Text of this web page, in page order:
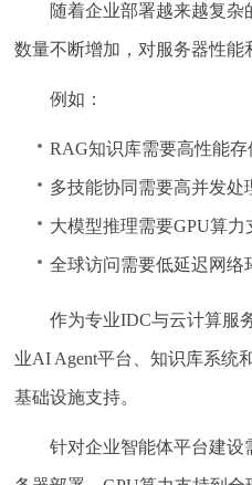
随着企业部署越来越复杂
数量不断增加，对服务器性能
例如：
RAG知识库需要高性能存
多技能协同需要高并发处
大模型推理需要GPU算力
全球访问需要低延迟网络
作为专业IDC与云计算服
业AI Agent平台、知识库系统
基础设施支持。
针对企业智能体平台建设